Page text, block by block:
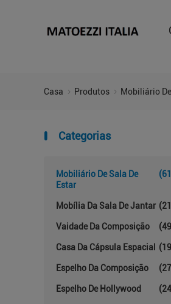
Casa Produtos Mobiliário
Categorias
Mobiliário De Sala De
Estar
Mobília Da Sala De Jantar
Vaidade Da Composição
Casa Da Cápsula Espacial
Espelho Da Composição
Espelho De Hollywood